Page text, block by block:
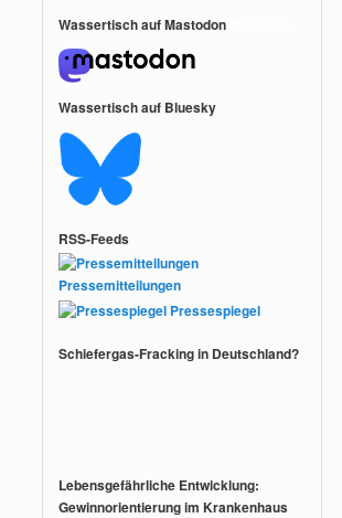
Wassertisch auf Mastodon
Wassertisch auf Bluesky
RSS-Feeds
Pressemitteilungen
Pressespiegel
Schiefergas-Fracking in Deutschland?
Lebensgefährliche Entwicklung:
Gewinnorientierung im Krankenhaus